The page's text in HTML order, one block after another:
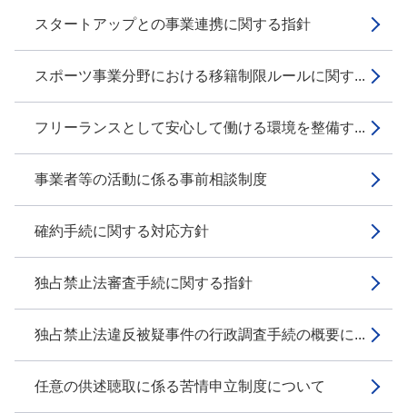
スタートアップとの事業連携に関する指針
スポーツ事業分野における移籍制限ルールに関す...
フリーランスとして安心して働ける環境を整備す...
事業者等の活動に係る事前相談制度
確約手続に関する対応方針
独占禁止法審査手続に関する指針
独占禁止法違反被疑事件の行政調査手続の概要に...
任意の供述聴取に係る苦情申立制度について